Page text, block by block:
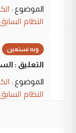
الموضوع :
النظام
وبه نستعين
التعليق :
الموضوع :
النظام
محمد حسين